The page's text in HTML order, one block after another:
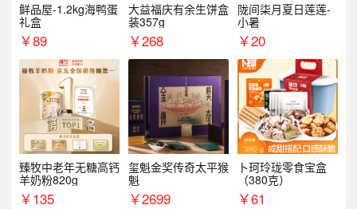
鲜品屋-1.2kg海鸭蛋
礼盒
￥89
大益福庆有余生饼盒
装357g
￥268
陇间柒月夏日莲莲-
小暑
￥20
臻牧中老年无糖高钙
羊奶粉820g
￥135
玺魁金奖传奇太平猴
魁
￥2699
卜珂玲珑零食宝盒
（380克）
￥61